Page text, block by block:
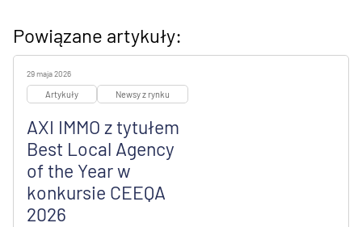
Powiązane artykuły:
29 maja 2026
Artykuły Newsy z rynku
AXI IMMO z tytułem
Best Local Agency
of the Year w
konkursie CEEQA
2026